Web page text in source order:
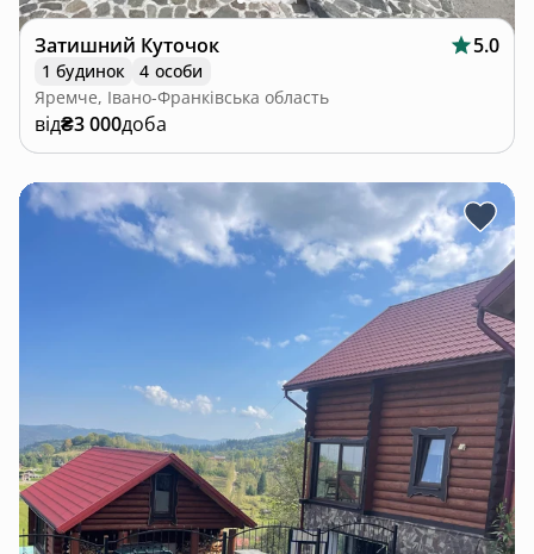
Затишний Куточок 5.0
1 будинок
4 особи
Яремче, Івано-Франківська область
від₴3 000доба